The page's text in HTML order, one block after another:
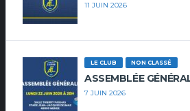
11 JUIN 2026
LE CLUB NON CLASSÉ
ASSEMBLÉE
7 JUIN 2026